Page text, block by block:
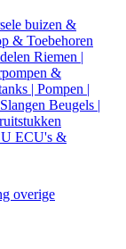
buizen &
& Toebehoren
Riemen |
&
| Pompen |
Beugels |
ECU's &
overige